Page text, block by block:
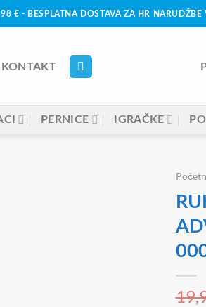
€ - BESPLATNA DOSTAVA ZA HR
KONTAKT
PERNICE IGRAČKE